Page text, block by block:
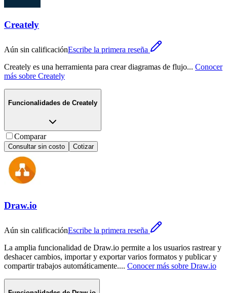
Creately
Aún sin calificaciónEscribe la primera reseña
Creately es una herramienta para crear diagramas de flujo... Conocer
más sobre Creately
Funcionalidades de Creately
Comparar
Consultar sin costo Cotizar
Draw.io
Aún sin calificaciónEscribe la primera reseña
La amplia funcionalidad de Draw.io permite a los usuarios rastrear y
deshacer cambios, importar y exportar varios formatos y publicar y
compartir trabajos automáticamente.... Conocer más sobre Draw.io